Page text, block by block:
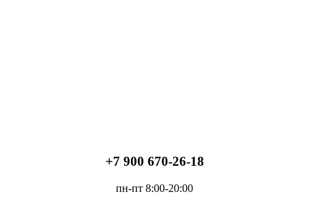
+7 900 670-26-18
пн-пт 8:00-20:00